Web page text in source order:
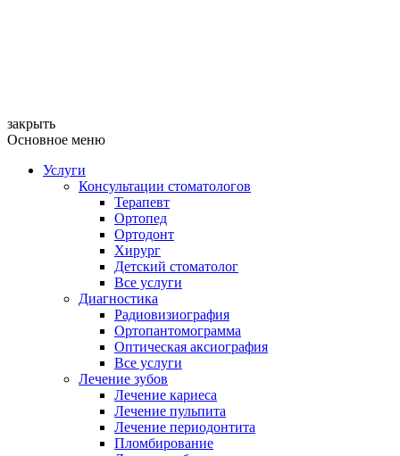
закрыть
Основное меню
Услуги
Консультации стоматологов
Терапевт
Ортопед
Ортодонт
Хирург
Детский стоматолог
Все услуги
Диагностика
Радиовизиография
Ортопантомограмма
Оптическая аксиография
Все услуги
Лечение зубов
Лечение кариеса
Лечение пульпита
Лечение периодонтита
Пломбирование